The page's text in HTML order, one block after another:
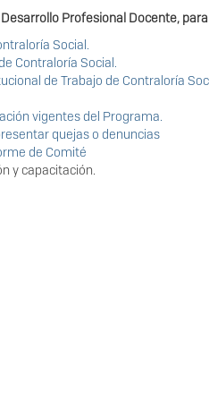
Profesional Docente,
Social.
Contraloría Social.
de Trabajo de Contraloría
vigentes del Programa.
quejas o denuncias
de Comité
y capacitación.